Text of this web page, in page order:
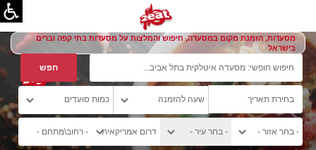
מסעדות, הזמנת מקום במסעדה, חיפוש והמלצות על מסעדות בתי קפה וברים
בישראל